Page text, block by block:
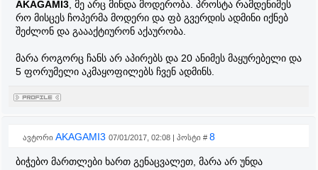
AKAGAMI3 , მე არც მინდა მოდერობა. პროსტა რამდენიმეს
რო მისცეს ჩოპერმა მოდერი და ფბ გვერდის ადმინი იქნებ
შეძლონ და გაააქტიურონ აქაურობა.
მარა როგორც ჩანს არ აპირებს და 20 ანიმეს მაყურებელი და
5 ფორუმელი აკმაყოფილებს ჩვენ ადმინს.
ავტორი AKAGAMI3 07/01/2017, 02:08 | პოსტი # 8
ბიჭებო მართლები ხართ გენაცვალეთ, მარა არ უნდა